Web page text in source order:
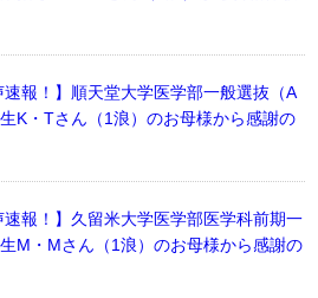
速報！】順天堂大学医学部一般選抜（A
K・Tさん（1浪）のお母様から感謝の
速報！】久留米大学医学部医学科前期一
M・Mさん（1浪）のお母様から感謝の